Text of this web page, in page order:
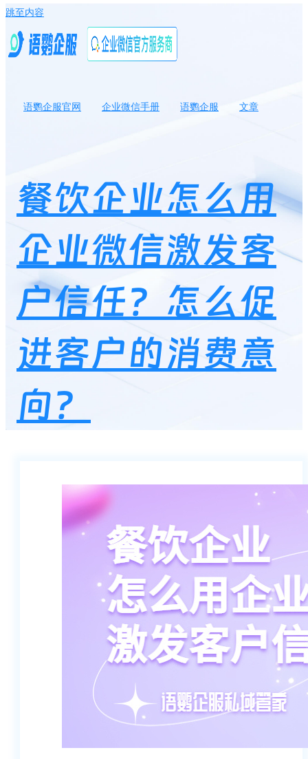
跳至内容
语鹦企服官网 企业微信手册 语鹦企服
文章
餐饮企业怎么用
企业微信激发客
户信任？怎么促
进客户的消费意
向？